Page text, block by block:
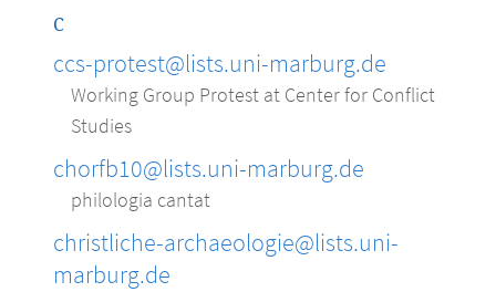
C
ccs-protest@lists.uni-marburg.de
Working Group Protest at Center for Conflict
Studies
chorfb10@lists.uni-marburg.de
philologia cantat
christliche-archaeologie@lists.uni-
marburg.de